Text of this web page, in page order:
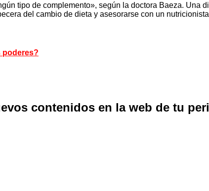
tipo de complemento», según la doctora Baeza. Una
del cambio de dieta y asesorarse con un
poderes?
contenidos en la web de tu